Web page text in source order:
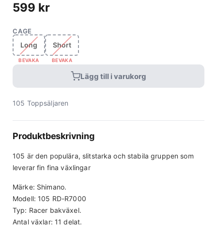
599 kr
CAGE
Long
BEVAKA
Short
BEVAKA
Lägg till i varukorg
105 Toppsäljaren
Produktbeskrivning
105 är den populära, slitstarka och stabila gruppen som
leverar fin fina växlingar
Märke: Shimano.
Modell: 105 RD-R7000
Typ: Racer bakväxel.
Antal växlar: 11 delat.